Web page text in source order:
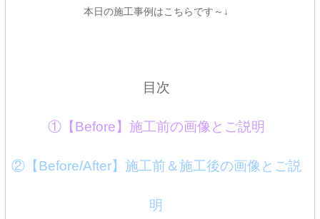
本日の施工事例はこちらです～↓
目次
①【Before】施工前の画像とご説明
②【Before/After】施工前＆施工後の画像とご説
明